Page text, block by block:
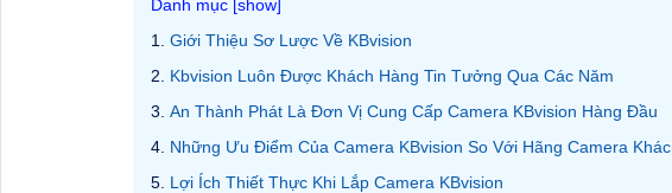
Giới Thiệu Sơ Lược Về KBvision
Kbvision Luôn Được Khách Hàng Tin Tưởng Qua Các Năm
An Thành Phát Là Đơn Vị Cung Cấp Camera KBvision Hàng Đầu
Những Ưu Điểm Của Camera KBvision So Với Hãng Camera Khác
Lợi Ích Thiết Thực Khi Lắp Camera KBvision